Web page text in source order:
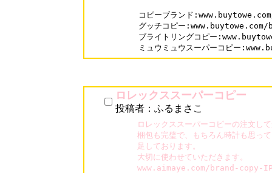
コピーブランド
グッチコピー
ブライトリングコピー
ミュウミュウスーパーコピー
ロレックススーパーコピー
投稿者：ふるまさこ
ロレックススーパーコピーの注文し
梱包も完璧で、もちろん時計も思っ
足しております。
大切に使わせていただきます。
www.aimaye.com/brand-copy-